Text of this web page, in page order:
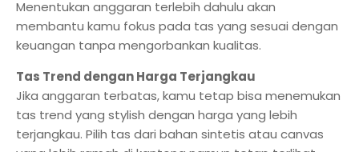
Menentukan anggaran terlebih dahulu akan
membantu kamu fokus pada tas yang sesuai dengan
keuangan tanpa mengorbankan kualitas.
Tas Trend dengan Harga Terjangkau
Jika anggaran terbatas, kamu tetap bisa menemukan
tas trend yang stylish dengan harga yang lebih
terjangkau. Pilih tas dari bahan sintetis atau canvas